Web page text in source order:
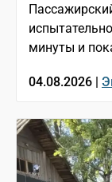
минуты и
04.08.2026 |